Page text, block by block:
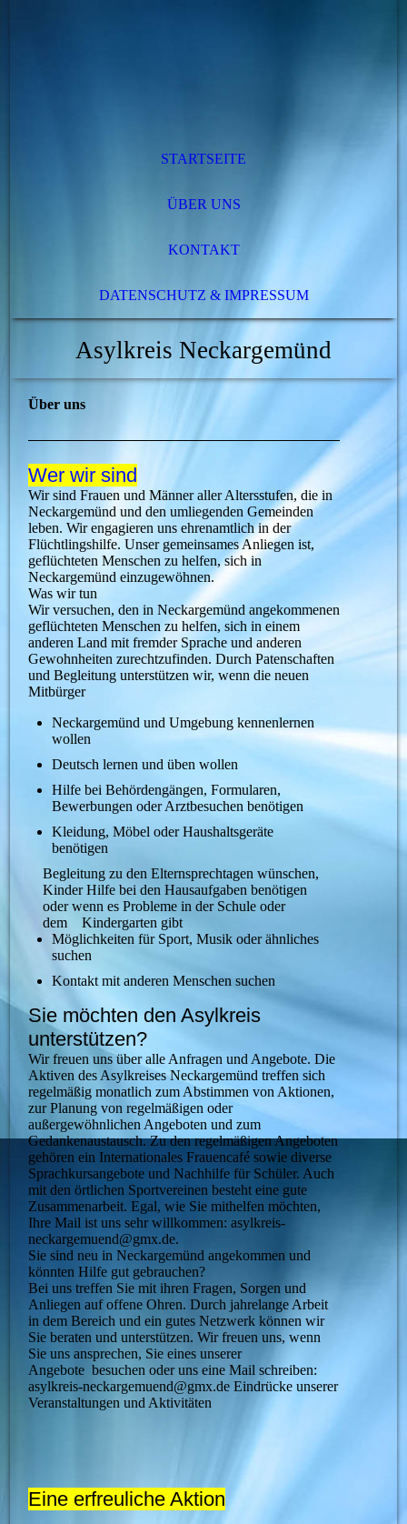
STARTSEITE
ÜBER UNS
KONTAKT
DATENSCHUTZ & IMPRESSUM
Asylkreis Neckargemünd
Über uns
Wer wir sind
Wir sind Frauen und Männer aller Altersstufen, die in
Neckargemünd und den umliegenden Gemeinden
leben. Wir engagieren uns ehrenamtlich in der
Flüchtlingshilfe. Unser gemeinsames Anliegen ist,
geflüchteten Menschen zu helfen, sich in
Neckargemünd einzugewöhnen.
Was wir tun
Wir versuchen, den in Neckargemünd angekommenen
geflüchteten Menschen zu helfen, sich in einem
anderen Land mit fremder Sprache und anderen
Gewohnheiten zurechtzufinden. Durch Patenschaften
und Begleitung unterstützen wir, wenn die neuen
Mitbürger
Neckargemünd und Umgebung kennenlernen
wollen
Deutsch lernen und üben wollen
Hilfe bei Behördengängen, Formularen,
Bewerbungen oder Arztbesuchen benötigen
Kleidung, Möbel oder Haushaltsgeräte
benötigen
Begleitung zu den Elternsprechtagen wünschen,
Kinder Hilfe bei den Hausaufgaben benötigen
oder wenn es Probleme in der Schule oder
dem Kindergarten gibt
Möglichkeiten für Sport, Musik oder ähnliches
suchen
Kontakt mit anderen Menschen suchen
Sie möchten den Asylkreis
unterstützen?
Wir freuen uns über alle Anfragen und Angebote. Die
Aktiven des Asylkreises Neckargemünd treffen sich
regelmäßig monatlich zum Abstimmen von Aktionen,
zur Planung von regelmäßigen oder
außergewöhnlichen Angeboten und zum
Gedankenaustausch. Zu den regelmäßigen Angeboten
gehören ein Internationales Frauencafé sowie diverse
Sprachkursangebote und Nachhilfe für Schüler. Auch
mit den örtlichen Sportvereinen besteht eine gute
Zusammenarbeit. Egal, wie Sie mithelfen möchten,
Ihre Mail ist uns sehr willkommen: asylkreis-
neckargemuend@gmx.de.
Sie sind neu in Neckargemünd angekommen und
könnten Hilfe gut gebrauchen?
Bei uns treffen Sie mit ihren Fragen, Sorgen und
Anliegen auf offene Ohren. Durch jahrelange Arbeit
in dem Bereich und ein gutes Netzwerk können wir
Sie beraten und unterstützen. Wir freuen uns, wenn
Sie uns ansprechen, Sie eines unserer
Angebote besuchen oder uns eine Mail schreiben:
asylkreis-neckargemuend@gmx.de Eindrücke unserer
Veranstaltungen und Aktivitäten
Eine erfreuliche Aktion